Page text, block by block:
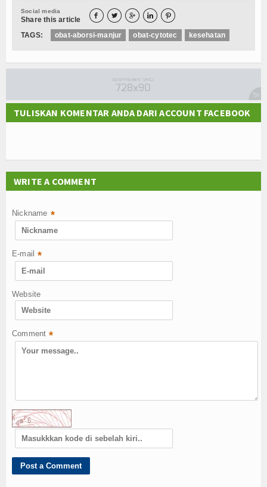
Social media
Share this article     
TAGS: obat-aborsi-manjur obat-cytotec kesehatan
TULISKAN KOMENTAR ANDA DARI ACCOUNT FACEBOOK
WRITE A COMMENT
Nickname *
E-mail *
Website
Comment *